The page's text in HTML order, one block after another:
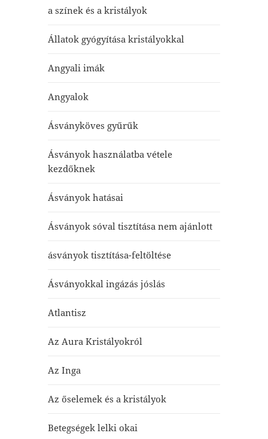
a színek és a kristályok
Állatok gyógyítása kristályokkal
Angyali imák
Angyalok
Ásványköves gyűrűk
Ásványok használatba vétele
kezdőknek
Ásványok hatásai
Ásványok sóval tisztítása nem ajánlott
ásványok tisztítása-feltöltése
Ásványokkal ingázás jóslás
Atlantisz
Az Aura Kristályokról
Az Inga
Az őselemek és a kristályok
Betegségek lelki okai